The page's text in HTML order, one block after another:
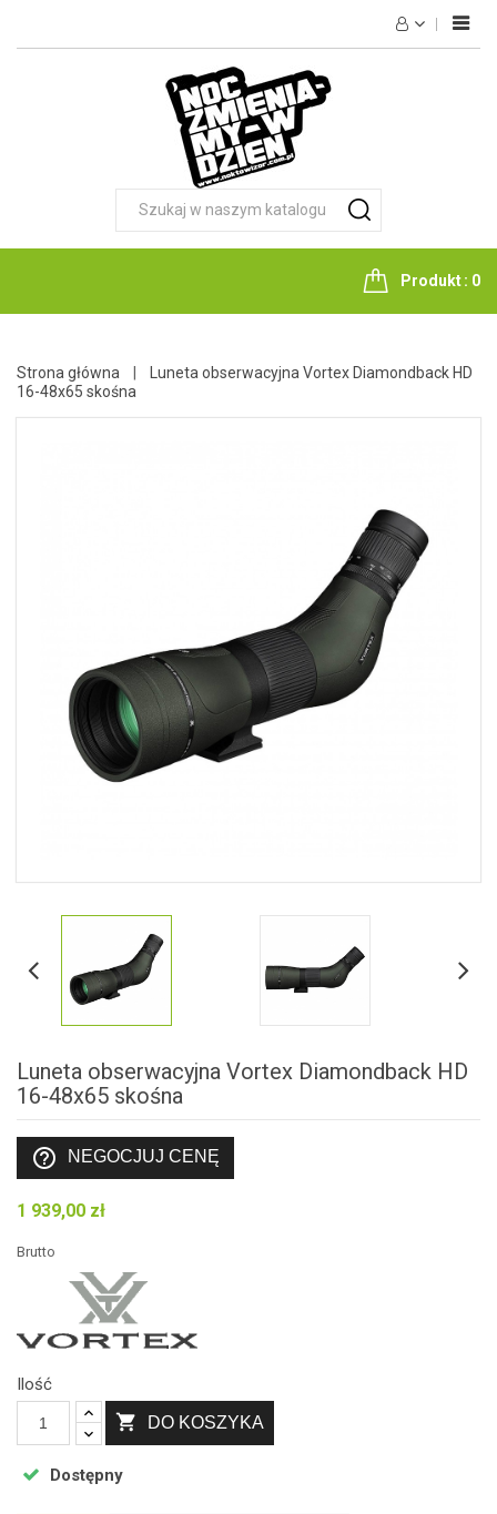
NOKTOWIZJA
NOŻE
AKCESORIA
KONTAKT
Produkt 0
Strona główna
Luneta obserwacyjna Vortex Diamondback HD
16-48x65 skośna
Luneta obserwacyjna Vortex Diamondback HD
16-48x65 skośna
help_outline NEGOCJUJ CENĘ
1 939,00 zł
Brutto
Ilość
 DO KOSZYKA
Dostępny